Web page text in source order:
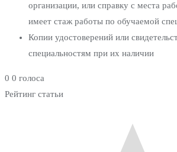
организации, или справку с места
имеет стаж работы по обучаемой
Копии удостоверений или
специальностям при их наличии
0 0 голоса
Рейтинг статьи